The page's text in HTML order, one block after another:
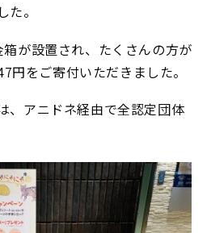
た。
が設置され、たくさんの方が
円をご寄付いただきました。
、アニドネ経由で全認定団体